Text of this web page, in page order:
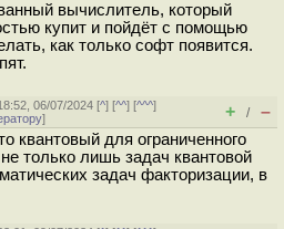
вычислитель, который
купит и пойдёт с помощью
как только софт появится.
06/07/2024 [^] [^^] [^^^]
] + / –
квантовый для ограниченного
только лишь задач квантовой
задач факторизации, в